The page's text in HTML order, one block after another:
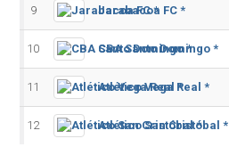
9 Jarabacoa FC *
10 CBA Santo Domingo *
11 Atlético Vega Real *
12 Atlético San Cristóbal *